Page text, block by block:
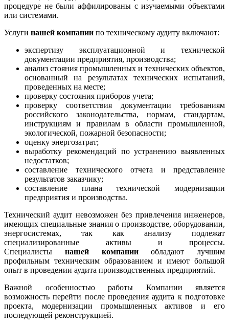
процедуре не были аффилированы с изучаемыми объектами
или системами.
Услуги нашей компании по техническому аудиту включают:
экспертизу эксплуатационной и технической
документации предприятия, производства;
анализ стояния промышленных и технических объектов,
основанный на результатах технических испытаний,
проведенных на месте;
проверку состояния приборов учета;
проверку соответствия документации требованиям
российского законодательства, нормам, стандартам,
инструкциям и правилам в области промышленной,
экологической, пожарной безопасности;
оценку энергозатрат;
выработку рекомендаций по устранению выявленных
недостатков;
составление технического отчета и представление
результатов заказчику;
составление плана технической модернизации
предприятия и производства.
Технический аудит невозможен без привлечения инженеров,
имеющих специальные знания о производстве, оборудовании,
энергосистемах, так как анализу подлежат
специализированные активы и процессы.
Специалисты нашей компанииобладают лучшим
профильным техническим образованием и имеют большой
опыт в проведении аудита производственных предприятий.
Важной особенностью работы Компании является
возможность перейти после проведения аудита к подготовке
проекта, модернизации промышленных активов и его
последующей реконструкцией.